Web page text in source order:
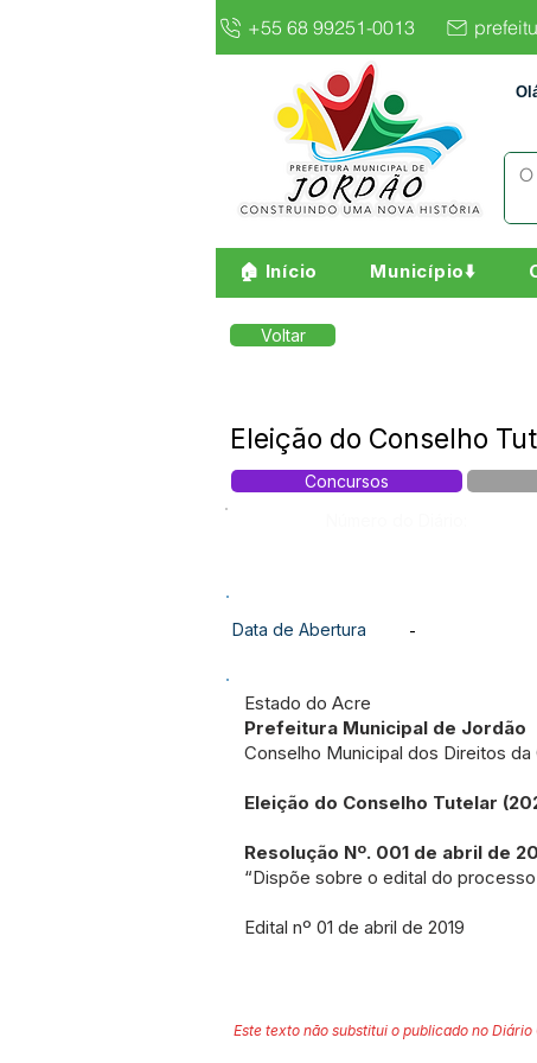
+55 68 99251-0013
🏠 Início Município⬇️
Voltar
Eleição do Conselho
Concursos
Data de Abertura -
Estado do Acre
Prefeitura Municipal de Jordão
Conselho Municipal dos Direitos
Eleição do Conselho Tutelar
Resolução Nº. 001 de abril de
“Dispõe sobre o edital do
Edital nº 01 de abril de 2019
Este texto não substitui o publicado no